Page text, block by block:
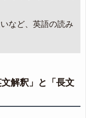
など、英語の読み
解釈」と「長文